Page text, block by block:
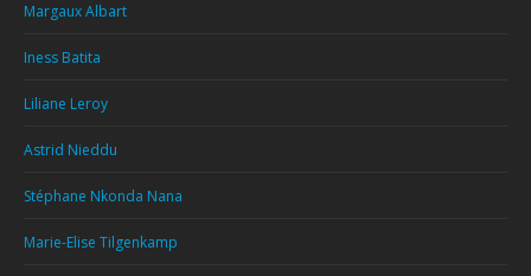
Margaux Albart
Iness Batita
Liliane Leroy
Astrid Nieddu
Stéphane Nkonda Nana
Marie-Elise Tilgenkamp